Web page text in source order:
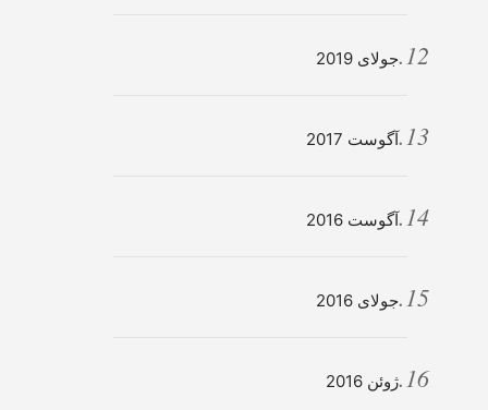
جولای 2019
آگوست 2017
آگوست 2016
جولای 2016
ژوئن 2016